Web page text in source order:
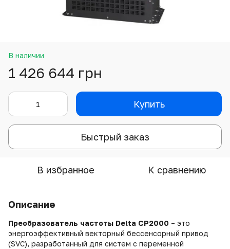
В наличии
1 426 644 грн
Купить
Быстрый заказ
В избранное К сравнению
Описание
Преобразователь частоты Delta CP2000 – это
энергоэффективный векторный бессенсорный привод
(SVC), разработанный для систем с переменной